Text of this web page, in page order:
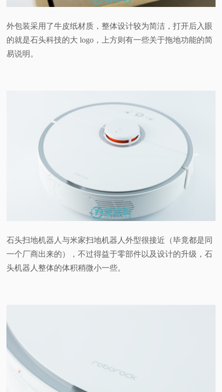
外包装采用了牛皮纸材质，整体设计较为简洁，打开后入眼
的就是石头科技的大 logo，上方则有一些关于拖地功能的简
易说明。
石头扫地机器人与米家扫地机器人外型很接近（毕竟都是同
一个厂商出来的），不过得益于零部件以及设计的升级，石
头机器人整体的体积稍微小一些。